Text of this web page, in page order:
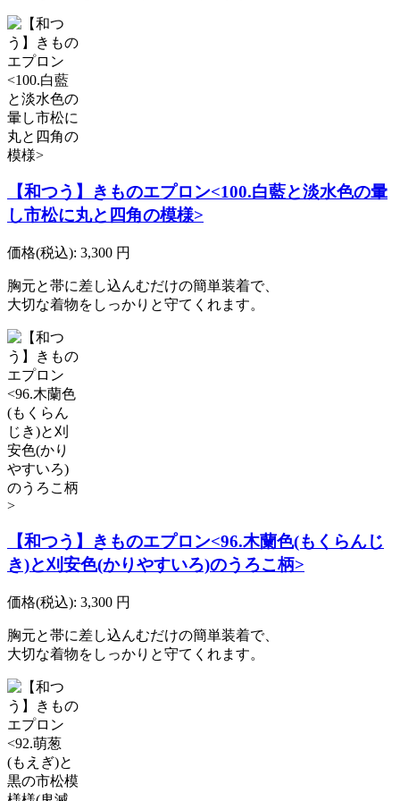
【和つう】きものエプロン<100.白藍と淡水色の暈
し市松に丸と四角の模様>
価格(税込): 3,300 円
胸元と帯に差し込んむだけの簡単装着で、
大切な着物をしっかりと守てくれます。
【和つう】きものエプロン<96.木蘭色(もくらんじ
き)と刈安色(かりやすいろ)のうろこ柄>
価格(税込): 3,300 円
胸元と帯に差し込んむだけの簡単装着で、
大切な着物をしっかりと守てくれます。